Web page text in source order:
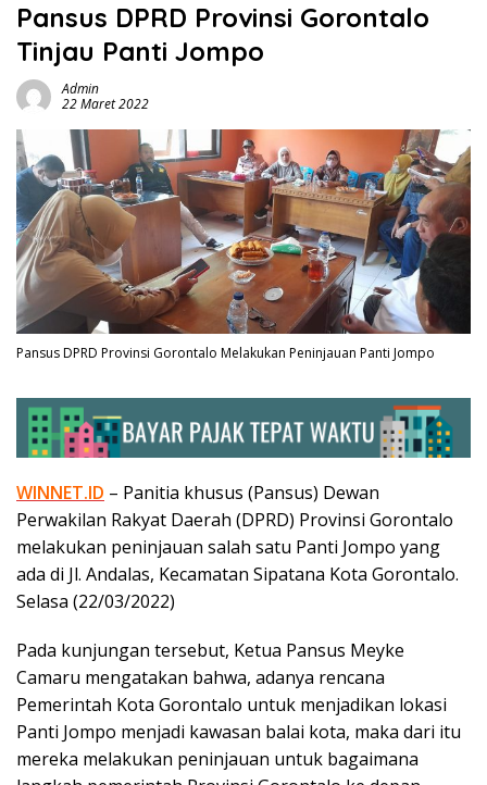
Pansus DPRD Provinsi Gorontalo
Tinjau Panti Jompo
Admin
22 Maret 2022
Pansus DPRD Provinsi Gorontalo Melakukan Peninjauan Panti Jompo
WINNET.ID – Panitia khusus (Pansus) Dewan
Perwakilan Rakyat Daerah (DPRD) Provinsi Gorontalo
melakukan peninjauan salah satu Panti Jompo yang
ada di Jl. Andalas, Kecamatan Sipatana Kota Gorontalo.
Selasa (22/03/2022)
Pada kunjungan tersebut, Ketua Pansus Meyke
Camaru mengatakan bahwa, adanya rencana
Pemerintah Kota Gorontalo untuk menjadikan lokasi
Panti Jompo menjadi kawasan balai kota, maka dari itu
mereka melakukan peninjauan untuk bagaimana